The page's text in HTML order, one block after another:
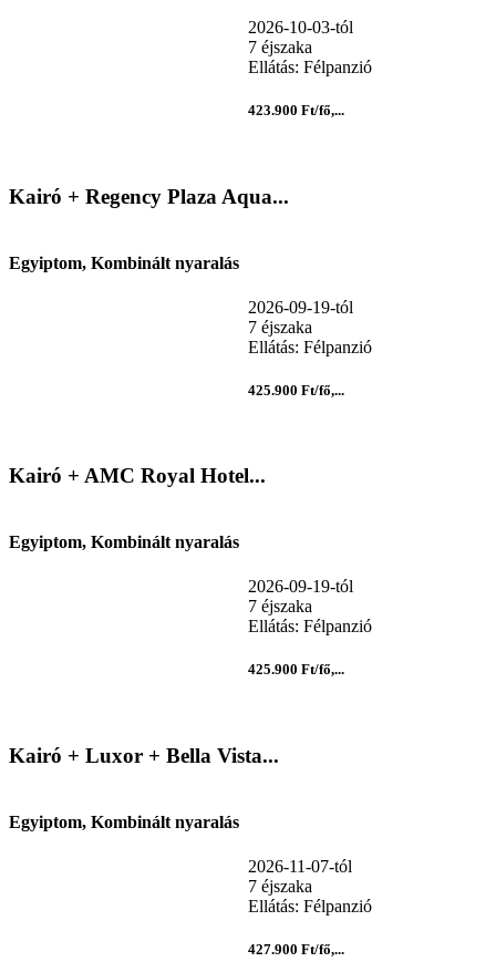
2026-10-03-tól
7 éjszaka
Ellátás: Félpanzió
423.900 Ft/fő,...
Kairó + Regency Plaza Aqua...
Egyiptom, Kombinált nyaralás
2026-09-19-tól
7 éjszaka
Ellátás: Félpanzió
425.900 Ft/fő,...
Kairó + AMC Royal Hotel...
Egyiptom, Kombinált nyaralás
2026-09-19-tól
7 éjszaka
Ellátás: Félpanzió
425.900 Ft/fő,...
Kairó + Luxor + Bella Vista...
Egyiptom, Kombinált nyaralás
2026-11-07-tól
7 éjszaka
Ellátás: Félpanzió
427.900 Ft/fő,...